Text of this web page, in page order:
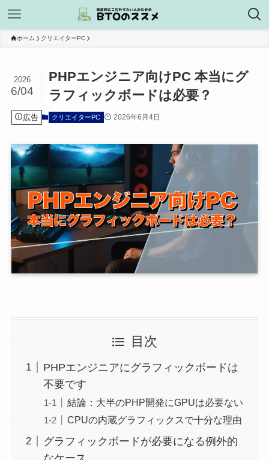
ホーム クリエイターPC
PHPエンジニア向けPC 本当にグ
ラフィックボードは必要？
2026
6/04
広告 クリエイターPC 2026年6月4日
目次
PHPエンジニアにグラフィックボードは
不要です
結論：大半のPHP開発にGPUは必要ない
CPUの内蔵グラフィックスで十分な理由
グラフィックボードが必要になる例外的